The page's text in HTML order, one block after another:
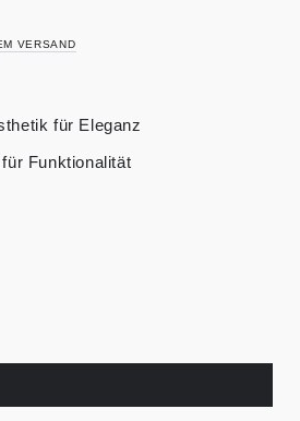
VERSAND
für Eleganz
Funktionalität